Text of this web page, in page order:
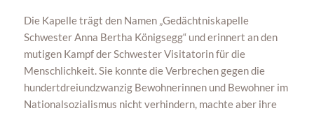
Die Kapelle trägt den Namen „Gedächtniskapelle
Schwester Anna Bertha Königsegg“ und erinnert an den
mutigen Kampf der Schwester Visitatorin für die
Menschlichkeit. Sie konnte die Verbrechen gegen die
hundertdreiundzwanzig Bewohnerinnen und Bewohner im
Nationalsozialismus nicht verhindern, machte aber ihre